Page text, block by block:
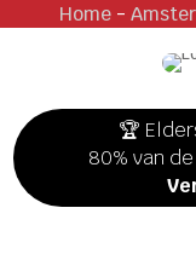
Home -
🏆
80% van